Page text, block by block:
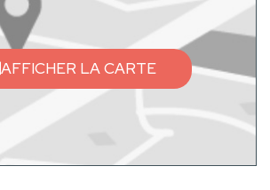
AFFICHER LA CARTE